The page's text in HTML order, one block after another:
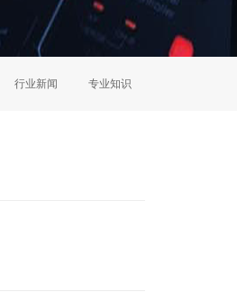
行业新闻 专业知识